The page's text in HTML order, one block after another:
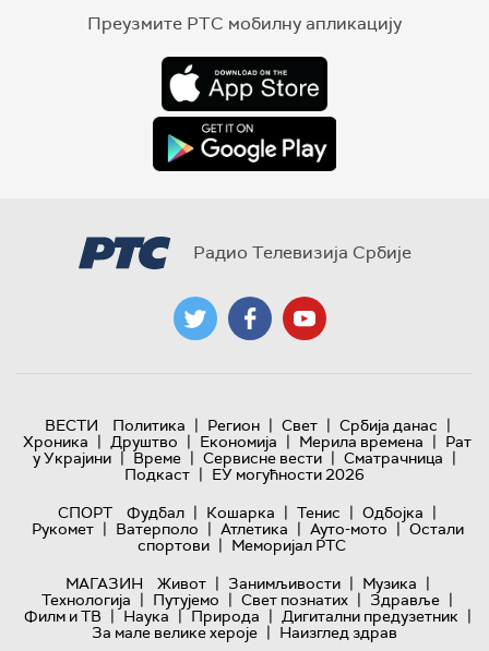
Преузмите РТС мобилну апликацију
Радио Телевизија Србије
ВЕСТИ Политика | Регион | Свет | Србија данас |
Хроника | Друштво | Економија | Мерила времена | Рат
у Украјини | Време | Сервисне вести | Сматрачница |
Подкаст | ЕУ могућности 2026
СПОРТ
Фудбал | Кошарка | Тенис | Одбојка |
Рукомет | Ватерполо | Атлетика | Ауто-мото | Остали
спортови | Меморијал РТС
МАГАЗИН
Живот | Занимљивости | Музика |
Технологијa | Путујемо | Свет познатих | Здравље |
Филм и ТВ | Наука | Природа | Дигитални предузетник |
За мале велике хероје | Наизглед здрав